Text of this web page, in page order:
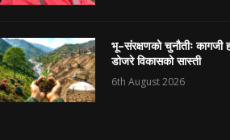
भू–संरक्षणको चुनौतीः कागजी
डोजरे विकासको सास्ती
6th August 2026